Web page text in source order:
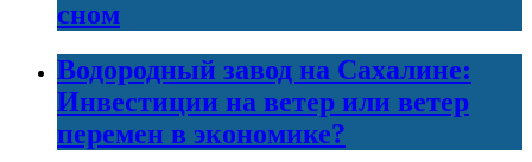
сном
Водородный завод на Сахалине:
Инвестиции на ветер или ветер
перемен в экономике?